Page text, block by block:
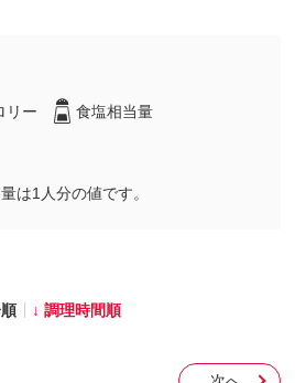
リー 食塩相当量
は1人分の値です。
調理時間順